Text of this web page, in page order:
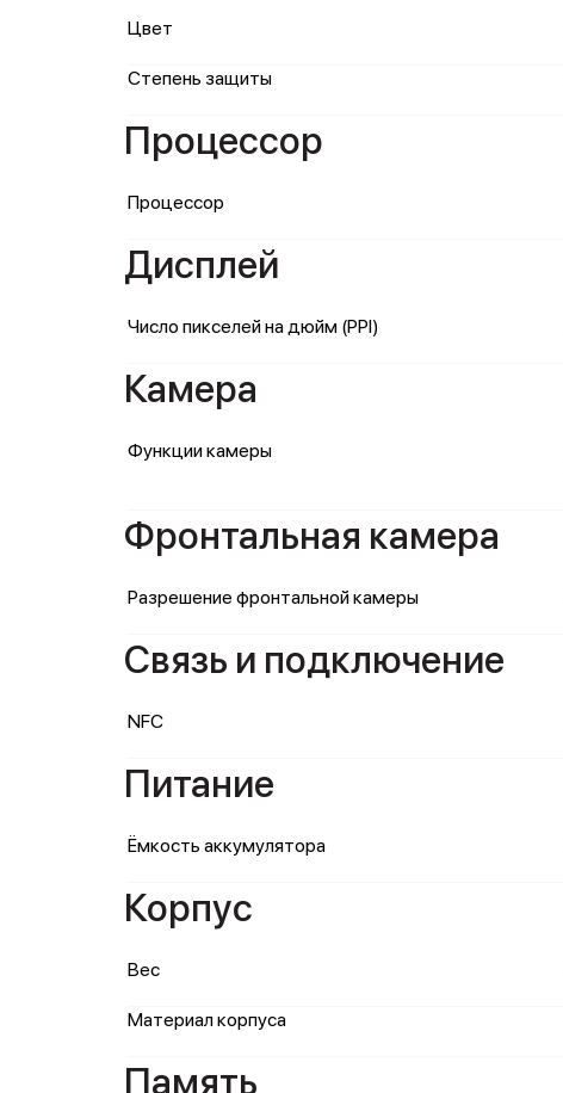
Цвет
Степень защиты
Процессор
Процессор
Дисплей
Число пикселей на дюйм (PPI)
Камера
Функции камеры
Фронтальная камера
Разрешение фронтальной камеры
Связь и подключение
NFC
Питание
Ёмкость аккумулятора
Корпус
Вес
Материал корпуса
Память